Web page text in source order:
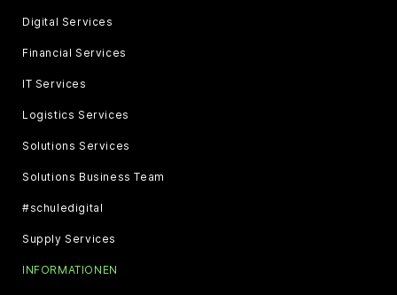
Digital Services
Financial Services
IT Services
Logistics Services
Solutions Services
Solutions Business Team
#schuledigital
Supply Services
INFORMATIONEN